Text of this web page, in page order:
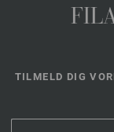
TILMELD DIG